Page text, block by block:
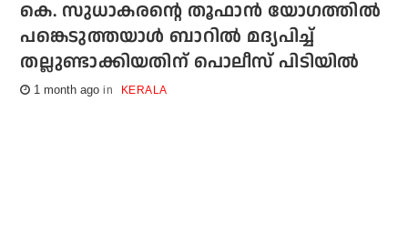
കെ. സുധാകരന്റെ തൂഫാന്‍ യോഗത്തില്‍
പങ്കെടുത്തയാള്‍ ബാറില്‍ മദ്യപിച്ച്
തല്ലുണ്ടാക്കിയതിന് പൊലീസ് പിടിയില്‍
1 month ago KERALA